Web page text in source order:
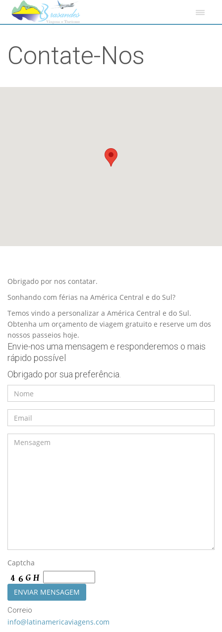
Contate-Nos
Obrigado por nos contatar.
Sonhando com férias na América Central e do Sul?
Temos vindo a personalizar a América Central e do Sul.
Obtenha um orçamento de viagem gratuito e reserve um dos
nossos passeios hoje.
Envie-nos uma mensagem e responderemos o mais
rápido possível
Obrigado por sua preferência.
Captcha
Correio
info@latinamericaviagens.com